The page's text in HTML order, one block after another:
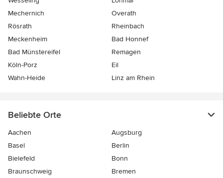
Mechernich
Overath
Rösrath
Rheinbach
Meckenheim
Bad Honnef
Bad Münstereifel
Remagen
Köln-Porz
Eil
Wahn-Heide
Linz am Rhein
Beliebte Orte
Aachen
Augsburg
Basel
Berlin
Bielefeld
Bonn
Braunschweig
Bremen